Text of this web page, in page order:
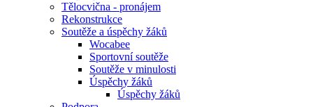
Tělocvična - pronájem
Rekonstrukce
Soutěže a úspěchy žáků
Wocabee
Sportovní soutěže
Soutěže v minulosti
Úspěchy žáků
Úspěchy žáků